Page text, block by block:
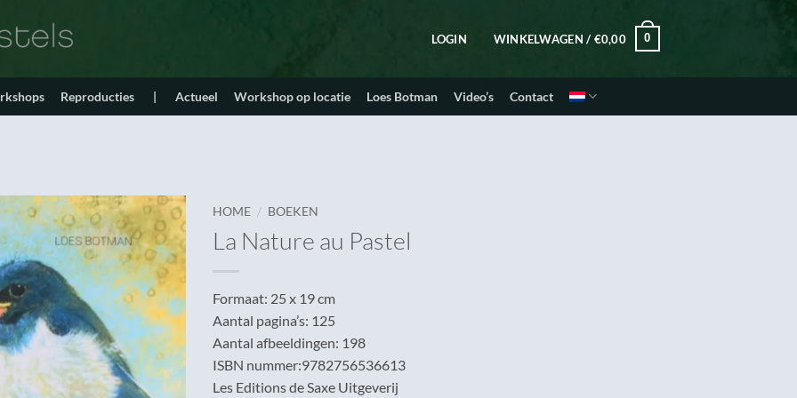
LOGIN WINKELWAGEN / €0,00 0
Reproducties | Actueel Workshop op locatie Loes Botman Video’s Contact
HOME / BOEKEN
La Nature au Pastel
Formaat: 25 x 19 cm
Aantal pagina’s: 125
Aantal afbeeldingen: 198
ISBN nummer:9782756536613
Les Editions de Saxe Uitgeverij